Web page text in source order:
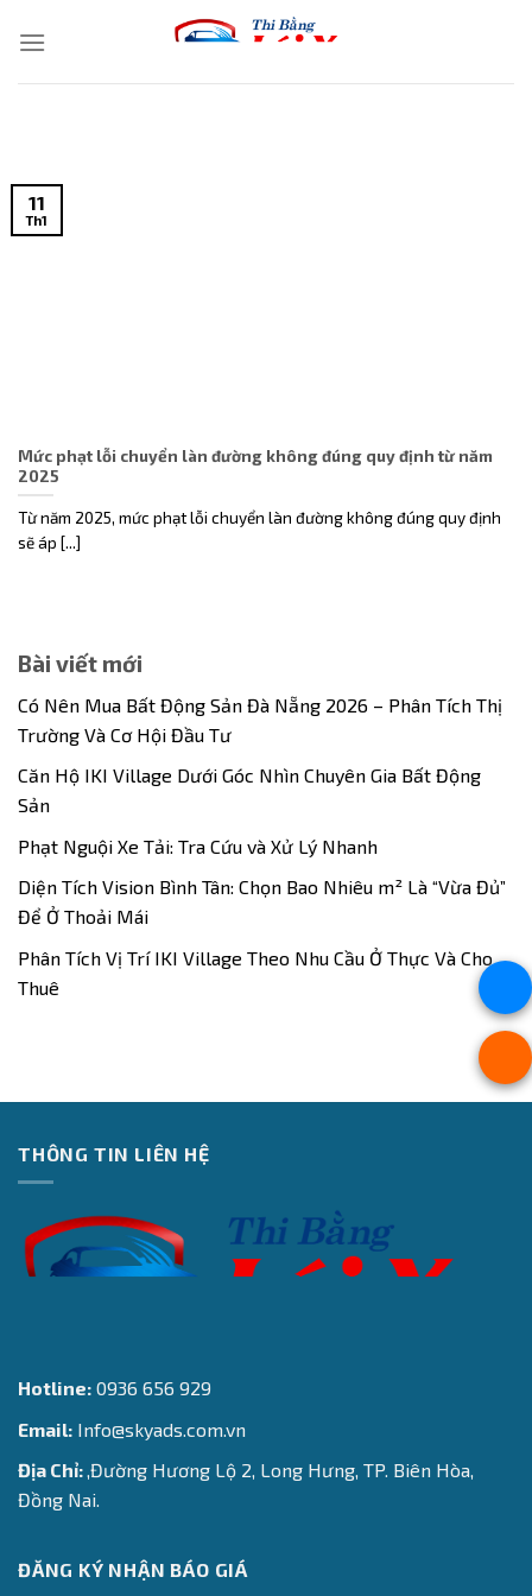
Mức phạt lỗi chuyển làn đường không đúng quy định từ năm
2025
Từ năm 2025, mức phạt lỗi chuyển làn đường không đúng quy định
sẽ áp [...]
11
Th1
Bài viết mới
Có Nên Mua Bất Động Sản Đà Nẵng 2026 – Phân Tích Thị
Trường Và Cơ Hội Đầu Tư
Căn Hộ IKI Village Dưới Góc Nhìn Chuyên Gia Bất Động
Sản
Phạt Nguội Xe Tải: Tra Cứu và Xử Lý Nhanh
Diện Tích Vision Bình Tân: Chọn Bao Nhiêu m² Là “Vừa Đủ”
Để Ở Thoải Mái
Phân Tích Vị Trí IKI Village Theo Nhu Cầu Ở Thực Và Cho
Thuê
THÔNG TIN LIÊN HỆ
Hotline: 0936 656 929
Email: Info@skyads.com.vn
Địa Chỉ:,Đường Hương Lộ 2, Long Hưng, TP. Biên Hòa,
Đồng Nai.
ĐĂNG KÝ NHẬN BÁO GIÁ